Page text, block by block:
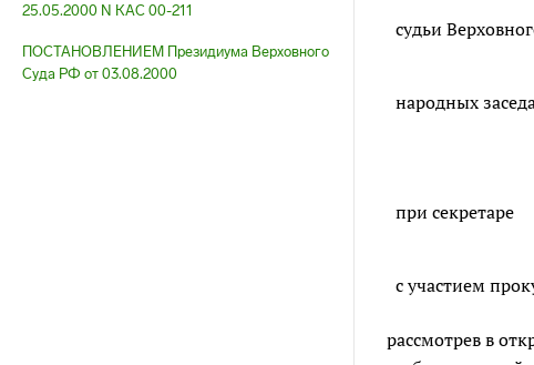
25.05.2000 N КАС 00-211
ПОСТАНОВЛЕНИЕМ Президиума Верховного
Суда РФ от 03.08.2000
судьи
народных
при секретаре
с участием
рассмотрев в